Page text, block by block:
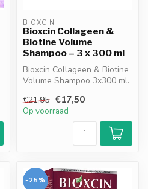
BIOXCIN
Bioxcin Collageen &
Biotine Volume
Shampoo – 3 x 300 ml
Bioxcin Collageen & Biotine
Volume Shampoo 3x300 ml.
€21,95 €17,50
Op voorraad
-25%